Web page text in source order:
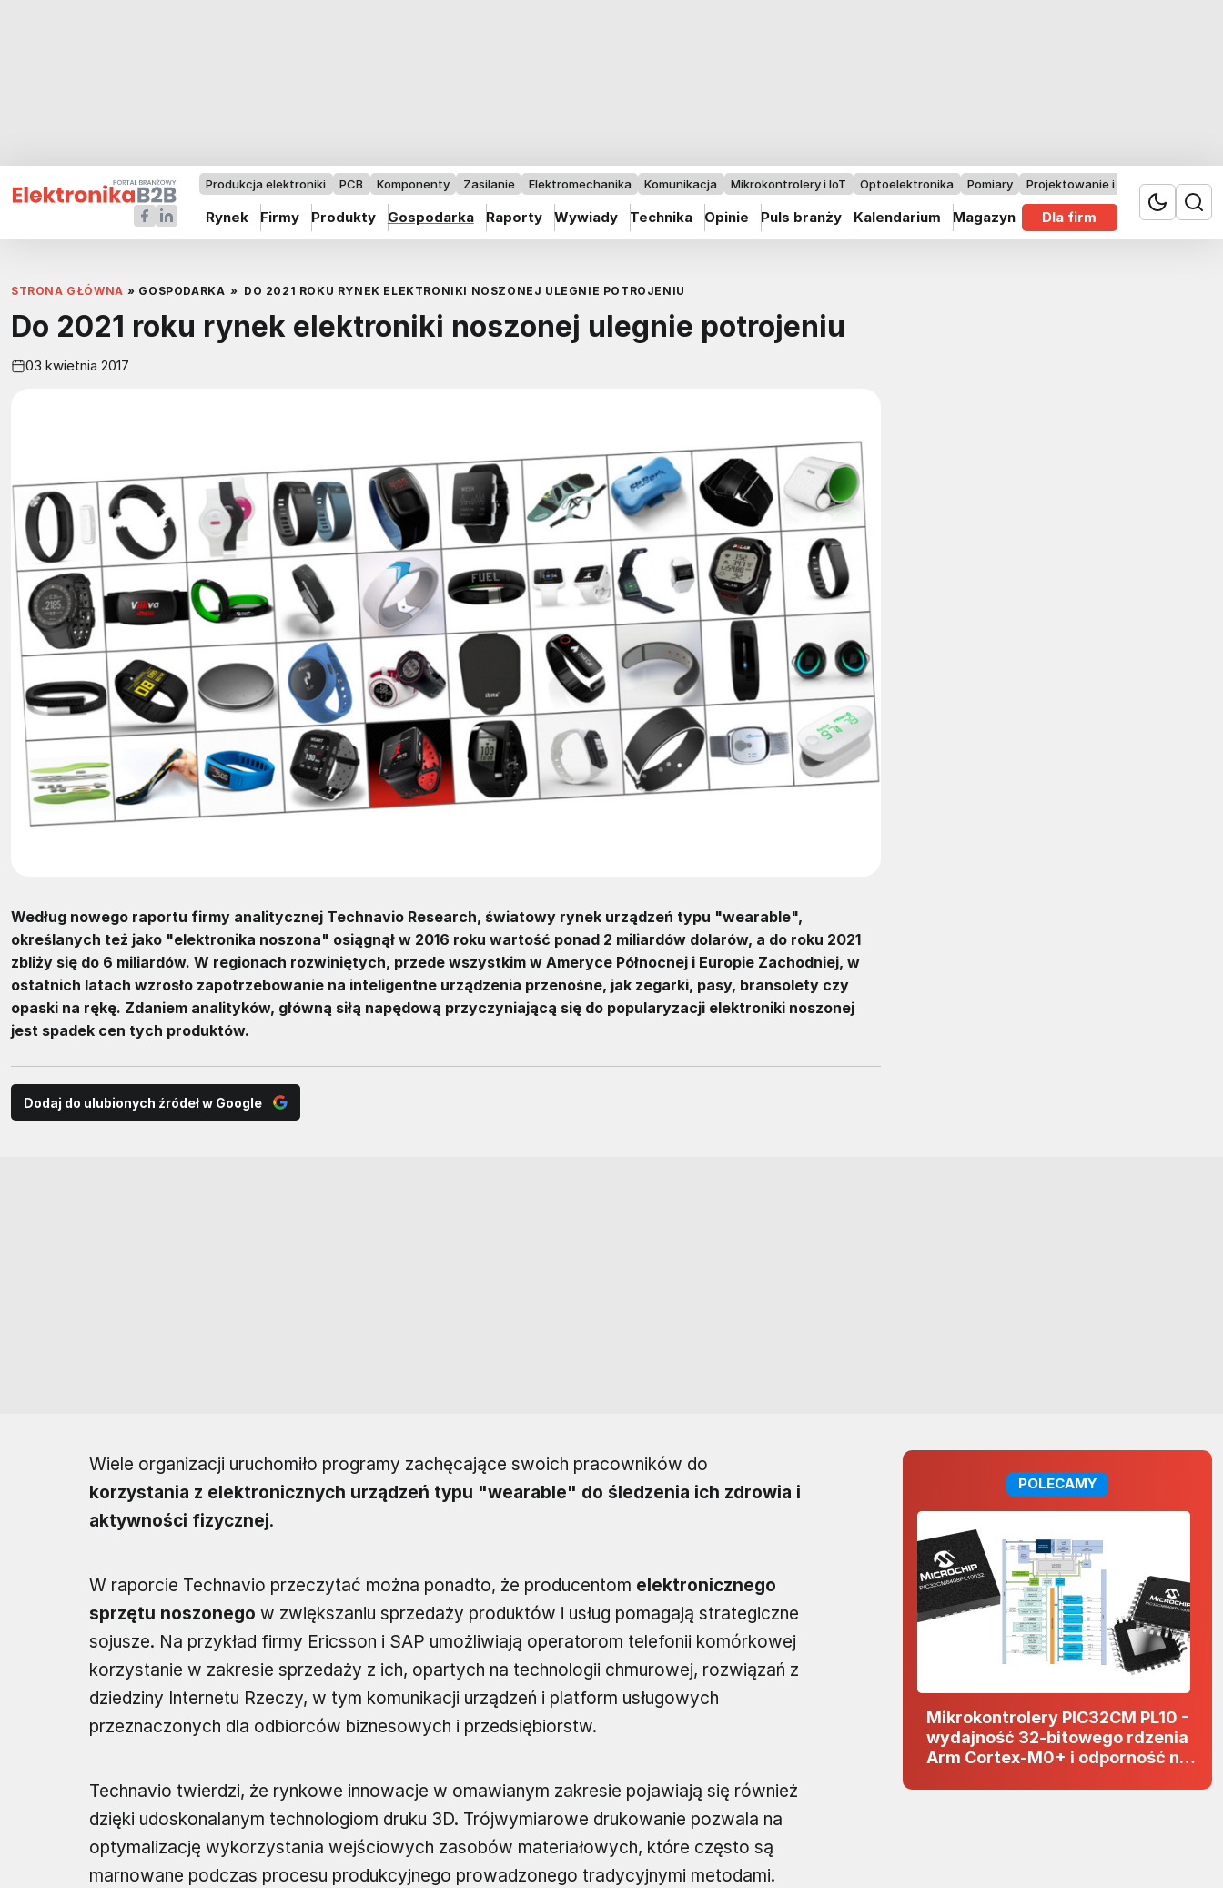
Produkcja elektroniki PCB Komponenty Zasilanie Elektromechanika Komunikacja Mikrokontrolery i IoT Optoelektronika Pomiary Projektowanie i badania
Rynek Firmy Produkty Gospodarka Raporty Wywiady Technika Opinie Puls branży Kalendarium Magazyn Dla firm
STRONA GŁÓWNA » GOSPODARKA » DO 2021 ROKU RYNEK ELEKTRONIKI NOSZONEJ ULEGNIE POTROJENIU
Do 2021 roku rynek elektroniki noszonej ulegnie potrojeniu
03 kwietnia 2017
Według nowego raportu firmy analitycznej Technavio Research, światowy rynek urządzeń typu "wearable",
określanych też jako "elektronika noszona" osiągnął w 2016 roku wartość ponad 2 miliardów dolarów, a do roku 2021
zbliży się do 6 miliardów. W regionach rozwiniętych, przede wszystkim w Ameryce Północnej i Europie Zachodniej, w
ostatnich latach wzrosło zapotrzebowanie na inteligentne urządzenia przenośne, jak zegarki, pasy, bransolety czy
opaski na rękę. Zdaniem analityków, główną siłą napędową przyczyniającą się do popularyzacji elektroniki noszonej
jest spadek cen tych produktów.
Dodaj do ulubionych źródeł w Google
Wiele organizacji uruchomiło programy zachęcające swoich pracowników do
korzystania z elektronicznych urządzeń typu "wearable" do śledzenia ich zdrowia i
aktywności fizycznej.
W raporcie Technavio przeczytać można ponadto, że producentom elektronicznego
sprzętu noszonego w zwiększaniu sprzedaży produktów i usług pomagają strategiczne
sojusze. Na przykład firmy Ericsson i SAP umożliwiają operatorom telefonii komórkowej
korzystanie w zakresie sprzedaży z ich, opartych na technologii chmurowej, rozwiązań z
dziedziny Internetu Rzeczy, w tym komunikacji urządzeń i platform usługowych
przeznaczonych dla odbiorców biznesowych i przedsiębiorstw.
Technavio twierdzi, że rynkowe innowacje w omawianym zakresie pojawiają się również
dzięki udoskonalanym technologiom druku 3D. Trójwymiarowe drukowanie pozwala na
optymalizację wykorzystania wejściowych zasobów materiałowych, które często są
marnowane podczas procesu produkcyjnego prowadzonego tradycyjnymi metodami.
POLECAMY
Mikrokontrolery PIC32CM PL10 -
wydajność 32-bitowego rdzenia
Arm Cortex-M0+ i odporność na